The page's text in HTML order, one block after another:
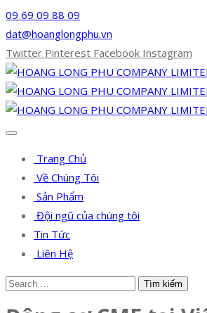
09 69 09 88 09
dat@hoanglongphu.vn
Twitter Pinterest Facebook Instagram
Trang Chủ
Về Chúng Tôi
Sản Phẩm
Đội ngũ của chúng tôi
Tin Tức
Liên Hệ